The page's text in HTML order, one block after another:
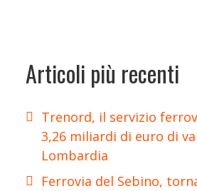
Articoli più recenti
Trenord, il servizio
3,26 miliardi di euro di
Lombardia
Ferrovia del Sebino,